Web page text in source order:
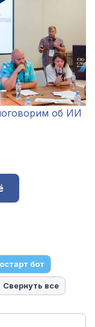
об ИИ
бот
Свернуть все